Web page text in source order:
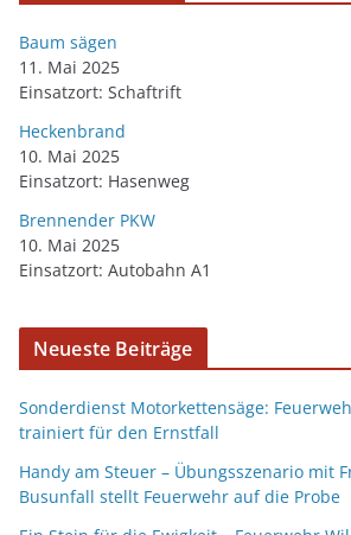
Baum sägen
11. Mai 2025
Einsatzort: Schaftrift
Heckenbrand
10. Mai 2025
Einsatzort: Hasenweg
Brennender PKW
10. Mai 2025
Einsatzort: Autobahn A1
Neueste Beiträge
Sonderdienst Motorkettensäge:
trainiert für den Ernstfall
Handy am Steuer – Übungsszenario mit
Busunfall stellt Feuerwehr auf die Probe